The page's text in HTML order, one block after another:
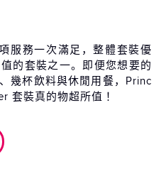
服務一次滿足，整體套裝優
的套裝之一。即便您想要的
幾杯飲料與休閒用餐，Princ
套裝真的物超所值！